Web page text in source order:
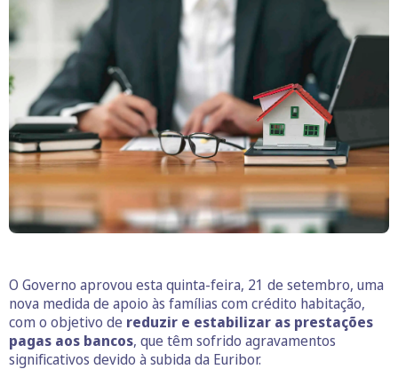
O Governo aprovou esta quinta-feira, 21 de setembro, uma
nova medida de apoio às famílias com crédito habitação,
com o objetivo de reduzir e estabilizar as prestações
pagas aos bancos, que têm sofrido agravamentos
significativos devido à subida da Euribor.